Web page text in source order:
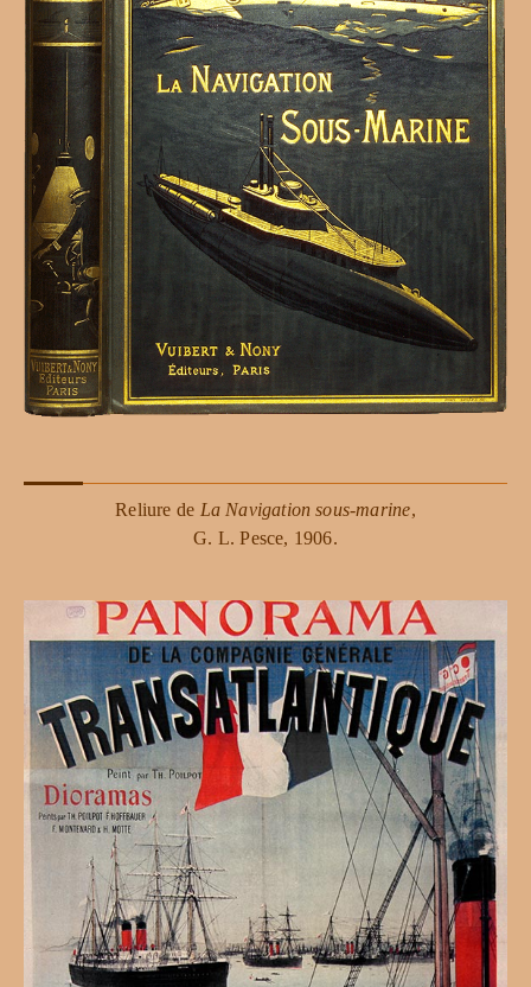
Reliure de La Navigation sous-marine,
G. L. Pesce, 1906.